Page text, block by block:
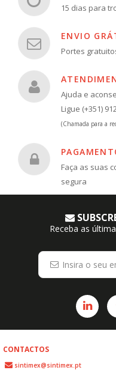
15 dias para
ENVIO
Portes
Ajuda e
Ligue (+351)
(Chamada para a
Faça as suas
segura
Receba as
CONTACTOS
sintimex@sintimex.pt